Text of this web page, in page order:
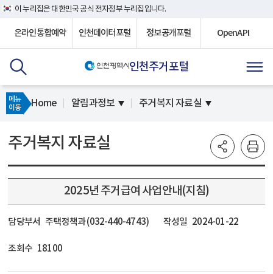
이 누리집은 대한민국 공식 전자정부 누리집입니다.
온라인통합예약 인천데이터포털 정보공개포털 OpenAPI
인천주거포털
메뉴
이동
Home 알림과정보 주거복지 자료실
주거복지 자료실
2025년 주거급여 사업안내(지침)
담당부서 주택정책과 (032-440-4743) 작성일 2024-01-22
조회수 18100